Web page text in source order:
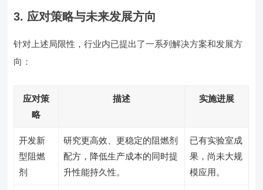
3. 应对策略与未来发展方向
针对上述局限性，行业内已提出了一系列解决方案和发展方
向：
应对策
略
描述 实施进展
开发新
型阻燃
剂
研究更高效、更稳定的阻燃剂
配方，降低生产成本的同时提
升性能持久性。
已有实验室成
果，尚未大规
模应用。